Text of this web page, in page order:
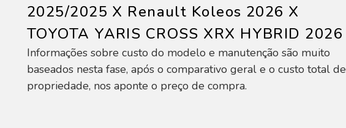
2025/2025 X Renault Koleos 2026 X
TOYOTA YARIS CROSS XRX HYBRID 2026
Informações sobre custo do modelo e manutenção são muito
baseados nesta fase, após o comparativo geral e o custo total de
propriedade, nos aponte o preço de compra.